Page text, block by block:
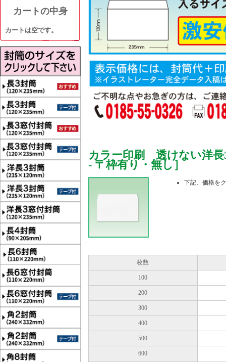
カートの中身
カートは空です。
カラー印刷 透けない洋
- 〒枠有り・無し］
下記、価格を
枚数
100
200
300
400
500
600